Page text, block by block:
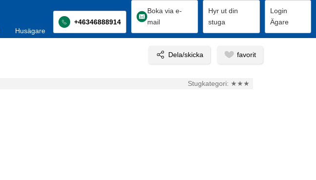
Husägare
+46346888914
Boka via e-
mail
Hyr ut din
stuga
Login
Ägare
Stugkategori: ★★★